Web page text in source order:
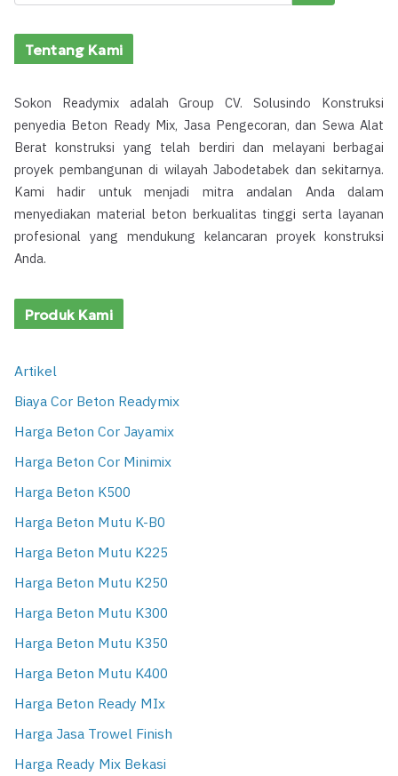
Tentang Kami
Sokon Readymix adalah Group CV. Solusindo Konstruksi
penyedia Beton Ready Mix, Jasa Pengecoran, dan Sewa Alat
Berat konstruksi yang telah berdiri dan melayani berbagai
proyek pembangunan di wilayah Jabodetabek dan sekitarnya.
Kami hadir untuk menjadi mitra andalan Anda dalam
menyediakan material beton berkualitas tinggi serta layanan
profesional yang mendukung kelancaran proyek konstruksi
Anda.
Produk Kami
Artikel
Biaya Cor Beton Readymix
Harga Beton Cor Jayamix
Harga Beton Cor Minimix
Harga Beton K500
Harga Beton Mutu K-B0
Harga Beton Mutu K225
Harga Beton Mutu K250
Harga Beton Mutu K300
Harga Beton Mutu K350
Harga Beton Mutu K400
Harga Beton Ready MIx
Harga Jasa Trowel Finish
Harga Ready Mix Bekasi